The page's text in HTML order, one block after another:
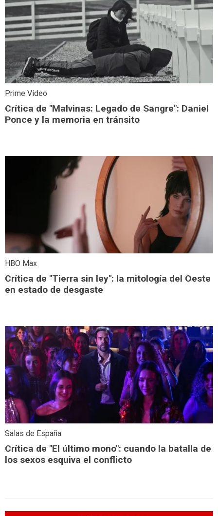
Prime Video
Crítica de "Malvinas: Legado de Sangre": Daniel
Ponce y la memoria en tránsito
HBO Max
Crítica de "Tierra sin ley": la mitología del Oeste
en estado de desgaste
Salas de España
Crítica de "El último mono": cuando la batalla de
los sexos esquiva el conflicto